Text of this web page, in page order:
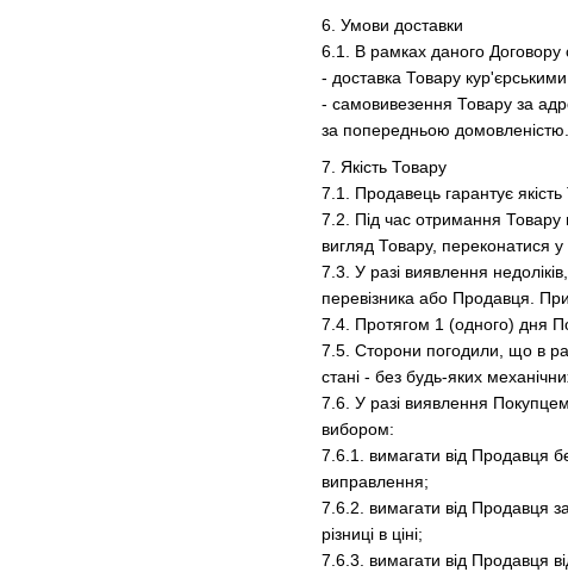
6. Умови доставки
6.1. В рамках даного Договору
- доставка Товару
- самовивезення Товару за
за попередньою домовленістю.
7. Якість Товару
7.1. Продавець гарантує
7.2. Під час отримання Товару
вигляд Товару, переконатися у
7.3. У разі виявлення
перевізника або Продавця.
7.4. Протягом 1 (одного) дня
7.5. Сторони погодили, що в
стані - без будь-яких
7.6. У разі виявлення
вибором:
7.6.1. вимагати від Продавця
виправлення;
7.6.2. вимагати від Продавця
різниці в ціні;
7.6.3. вимагати від Продавця